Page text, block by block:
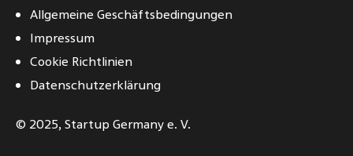
Allgemeine Geschäftsbedingungen
Impressum
Cookie Richtlinien
Datenschutzerklärung
© 2025,Startup Germany e. V.